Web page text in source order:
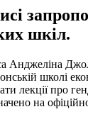
шкіл.
Анджеліна
школі
лекції про
на